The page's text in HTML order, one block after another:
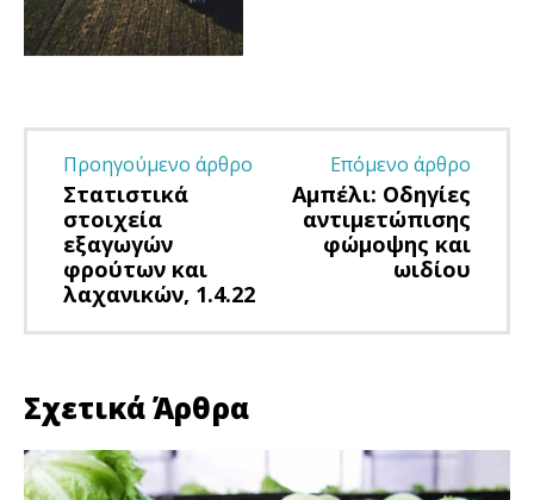
Προηγούμενο άρθρο
Στατιστικά
στοιχεία
εξαγωγών
φρούτων και
λαχανικών, 1.4.22
Επόμενο άρθρο
Αμπέλι: Οδηγίες
αντιμετώπισης
φώμοψης και
ωιδίου
Σχετικά Άρθρα